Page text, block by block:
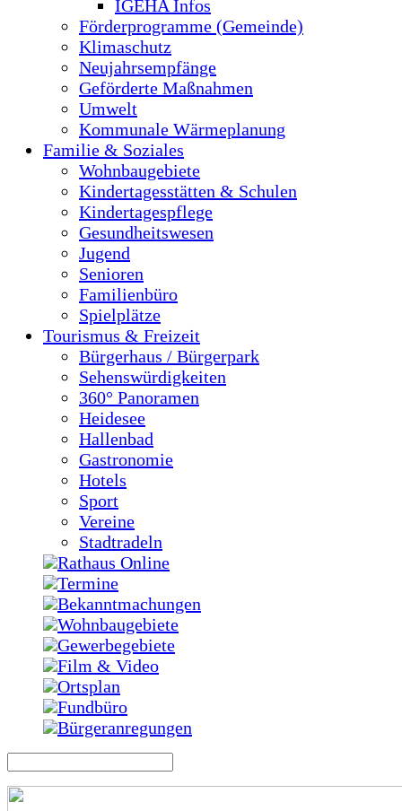
IGEHA Infos
Förderprogramme (Gemeinde)
Klimaschutz
Neujahrsempfänge
Geförderte Maßnahmen
Umwelt
Kommunale Wärmeplanung
Familie & Soziales
Wohnbaugebiete
Kindertagesstätten & Schulen
Kindertagespflege
Gesundheitswesen
Jugend
Senioren
Familienbüro
Spielplätze
Tourismus & Freizeit
Bürgerhaus / Bürgerpark
Sehenswürdigkeiten
360° Panoramen
Heidesee
Hallenbad
Gastronomie
Hotels
Sport
Vereine
Stadtradeln
Rathaus Online
Termine
Bekanntmachungen
Wohnbaugebiete
Gewerbegebiete
Film & Video
Ortsplan
Fundbüro
Bürgeranregungen